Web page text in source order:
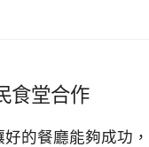
食堂合作
好的餐廳能夠成功